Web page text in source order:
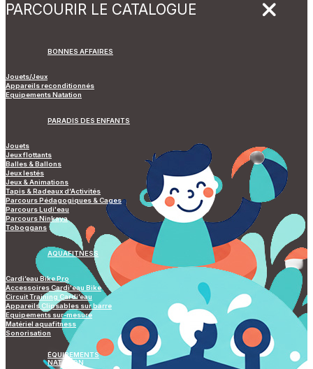
PARCOURIR LE CATALOGUE
BONNES AFFAIRES
Jouets/Jeux
Appareils reconditionnés
Equipements Natation
PARADIS DES ENFANTS
Jouets
Jeux flottants
Balles & Ballons
Jeux lestés
Jeux & Animations
Tapis & Radeaux d’Activités
Parcours Pédagogiques & Cages
Parcours Ludi'eau
Parcours Ninkaya
Toboggans
AQUAFITNESS
Cardi’eau Bike Pro
Accessoires Cardi'eau Bike
Circuit Training Cardi’eau
Appareils Clipsables sur barre
Equipements sur-mesure
Matériel aquafitness
Sonorisation
ÉQUIPEMENTS
NATATION